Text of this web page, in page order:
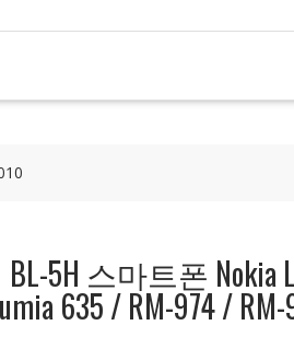
5H 스마트폰 Nokia
635 / RM-974 /